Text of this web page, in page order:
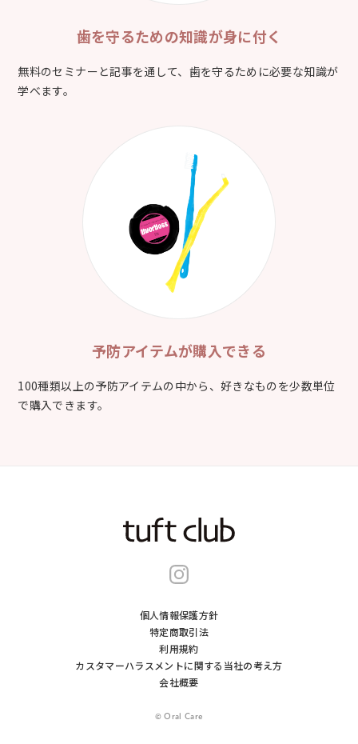
歯を守るための知識が身に付く
無料のセミナーと記事を通して、歯を守るために必要な知識が
学べます。
予防アイテムが購入できる
100種類以上の予防アイテムの中から、好きなものを少数単位
で購入できます。
個人情報保護方針
特定商取引法
利用規約
カスタマーハラスメントに関する当社の考え⽅
会社概要
© Oral Care